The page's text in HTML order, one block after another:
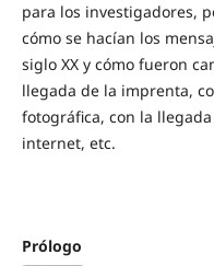
para los investigadores,
cómo se hacían los
siglo XX y cómo fueron
llegada de la imprenta,
fotográfica, con la
internet, etc.
Prólogo